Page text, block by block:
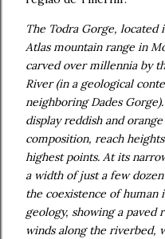
The Todra Gorge,
Atlas mountain range in
carved over millennia by
River (in a geological
neighboring Dades
display reddish and
composition, reach
highest points. At its
a width of just a few
the coexistence of
geology, showing a
winds along the riverbed,